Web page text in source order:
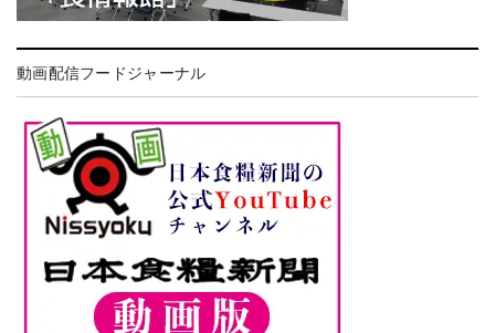
動画配信フードジャーナル